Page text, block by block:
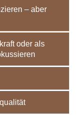
– aber
oder als